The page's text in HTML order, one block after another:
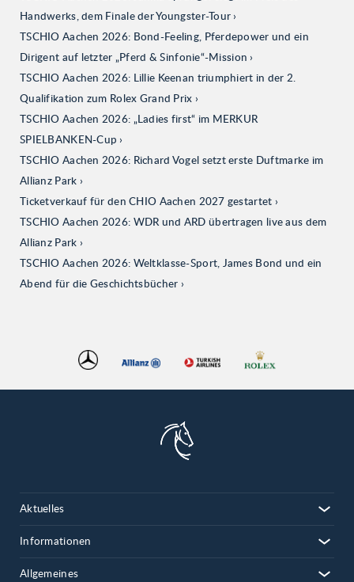
Handwerks, dem Finale der Youngster-Tour
TSCHIO Aachen 2026: Bond-Feeling, Pferdepower und ein
Dirigent auf letzter „Pferd & Sinfonie“-Mission
TSCHIO Aachen 2026: Lillie Keenan triumphiert in der 2.
Qualifikation zum Rolex Grand Prix
TSCHIO Aachen 2026: „Ladies first“ im MERKUR
SPIELBANKEN-Cup
TSCHIO Aachen 2026: Richard Vogel setzt erste Duftmarke im
Allianz Park
Ticketverkauf für den CHIO Aachen 2027 gestartet
TSCHIO Aachen 2026: WDR und ARD übertragen live aus dem
Allianz Park
TSCHIO Aachen 2026: Weltklasse-Sport, James Bond und ein
Abend für die Geschichtsbücher
Aktuelles
Informationen
Allgemeines